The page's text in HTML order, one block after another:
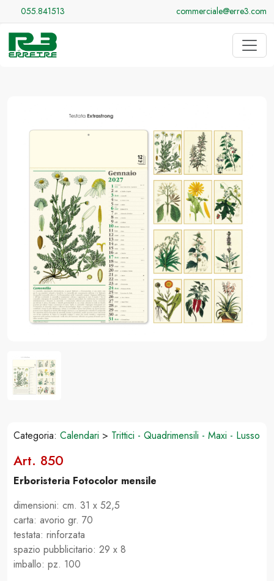
055.841513 commerciale@erre3.com
Categoria: Calendari > Trittici - Quadrimensili - Maxi - Lusso
Art. 850
Erboristeria Fotocolor mensile
dimensioni: cm. 31 x 52,5
carta: avorio gr. 70
testata: rinforzata
spazio pubblicitario: 29 x 8
imballo: pz. 100